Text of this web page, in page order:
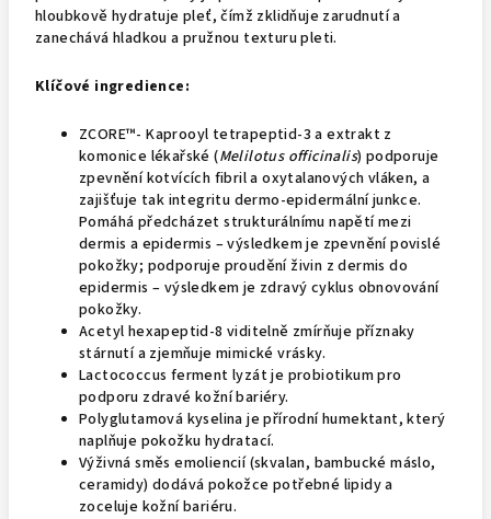
hloubkově hydratuje pleť, čímž zklidňuje zarudnutí a
zanechává hladkou a pružnou texturu pleti.
Klíčové ingredience:
ZCORE™- Kaprooyl tetrapeptid-3 a extrakt z
komonice lékařské (Melilotus officinalis) podporuje
zpevnění kotvících fibril a oxytalanových vláken, a
zajišťuje tak integritu dermo-epidermální junkce.
Pomáhá předcházet strukturálnímu napětí mezi
dermis a epidermis – výsledkem je zpevnění povislé
pokožky; podporuje proudění živin z dermis do
epidermis – výsledkem je zdravý cyklus obnovování
pokožky.
Acetyl hexapeptid-8 viditelně zmírňuje příznaky
stárnutí a zjemňuje mimické vrásky.
Lactococcus ferment lyzát je probiotikum pro
podporu zdravé kožní bariéry.
Polyglutamová kyselina je přírodní humektant, který
naplňuje pokožku hydratací.
Výživná směs emoliencií (skvalan, bambucké máslo,
ceramidy) dodává pokožce potřebné lipidy a
zoceluje kožní bariéru.